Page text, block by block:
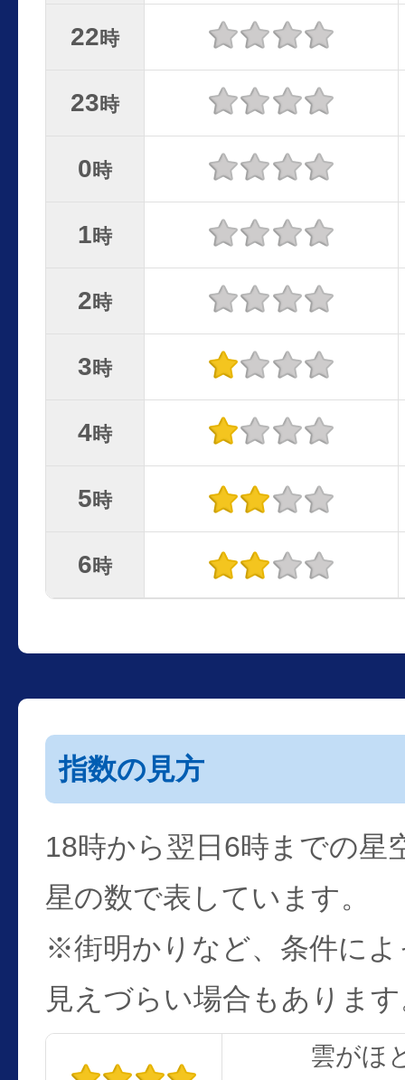
22時
23時
0時
1時
2時
3時
4時
5時
6時
指数の見方
18時から翌日6時までの星
星の数で表しています。
※街明かりなど、条件に
見えづらい場合もありま
雲がほ